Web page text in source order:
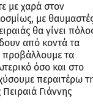
με χαρά στον
με
θα γίνει
από κοντά τα
προβάλλουμε τα
όσο και στο
περαιτέρω
Γιάννης